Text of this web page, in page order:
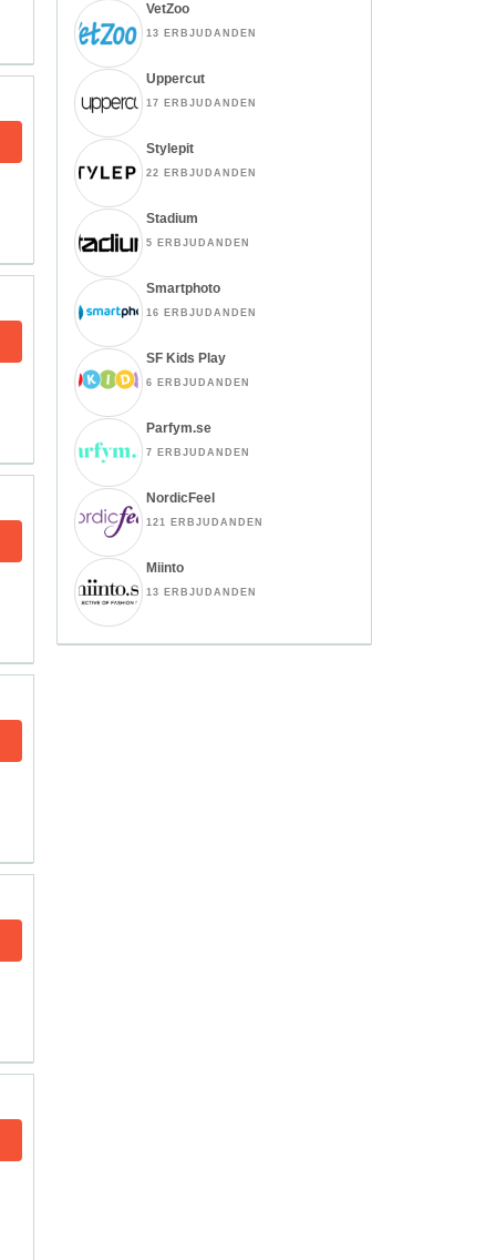
VetZoo
13 ERBJUDANDEN
Uppercut
17 ERBJUDANDEN
Stylepit
22 ERBJUDANDEN
Stadium
5 ERBJUDANDEN
Smartphoto
16 ERBJUDANDEN
SF Kids Play
6 ERBJUDANDEN
Parfym.se
7 ERBJUDANDEN
NordicFeel
121 ERBJUDANDEN
Miinto
13 ERBJUDANDEN